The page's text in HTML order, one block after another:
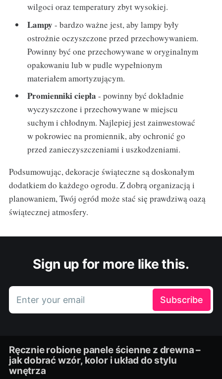
wilgoci oraz temperatury zbyt wysokiej.
Lampy - bardzo ważne jest, aby lampy były
ostrożnie oczyszczone przed przechowywaniem.
Powinny być one przechowywane w oryginalnym
opakowaniu lub w pudle wypełnionym
materiałem amortyzującym.
Promienniki ciepła - powinny być dokładnie
wyczyszczone i przechowywane w miejscu
suchym i chłodnym. Najlepiej jest zainwestować
w pokrowiec na promiennik, aby ochronić go
przed zanieczyszczeniami i uszkodzeniami.
Podsumowując, dekoracje świąteczne są doskonałym
dodatkiem do każdego ogrodu. Z dobrą organizacją i
planowaniem, Twój ogród może stać się prawdziwą oazą
świątecznej atmosfery.
Sign up for more like this.
Enter your email Subscribe
Ręcznie robione panele ścienne z drewna –
jak dobrać wzór, kolor i układ do stylu
wnętrza